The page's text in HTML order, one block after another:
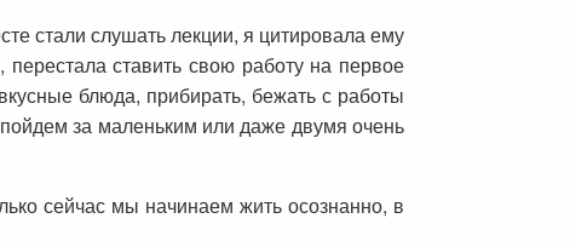
стали слушать лекции, я цитировала ему
ставить свою работу на первое
блюда, прибирать, бежать с работы
за маленьким или даже двумя очень
сейчас мы начинаем жить осознанно, в